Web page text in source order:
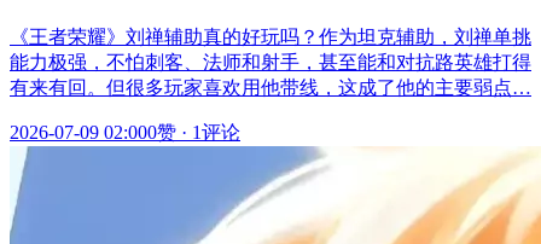
《王者荣耀》刘禅辅助真的好玩吗？作为坦克辅助，刘禅单挑
能力极强，不怕刺客、法师和射手，甚至能和对抗路英雄打得
有来有回。但很多玩家喜欢用他带线，这成了他的主要弱点…
2026-07-09 02:000赞 · 1评论